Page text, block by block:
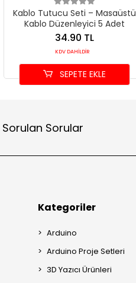
Kablo Tutucu Seti – Masaüstü
Kablo Düzenleyici 5 Adet
34.90 TL
KDV DAHİLDİR
SEPETE EKLE
Sorulan Sorular
Kategoriler
Arduino
Arduino Proje Setleri
3D Yazıcı Ürünleri